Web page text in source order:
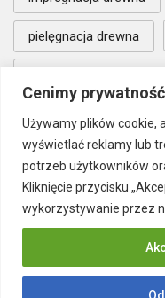
Cenimy
Używamy plików cookie,
wyświetlać reklamy lub
potrzeb użytkowników
Kliknięcie przycisku
wykorzystywanie przez
pielęgnacja drewna
zaangażowanie pracowników